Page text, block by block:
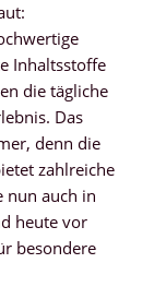
Inhaltsstoffe
die tägliche
Das
denn die
zahlreiche
nun auch in
heute vor
besondere